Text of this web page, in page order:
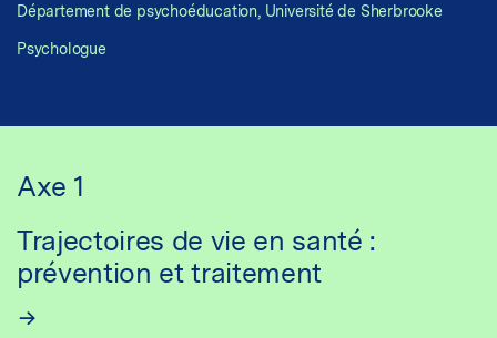
Département de psychoéducation, Université de Sherbrooke
Psychologue
Axe 1
Trajectoires de vie en santé :
prévention et traitement